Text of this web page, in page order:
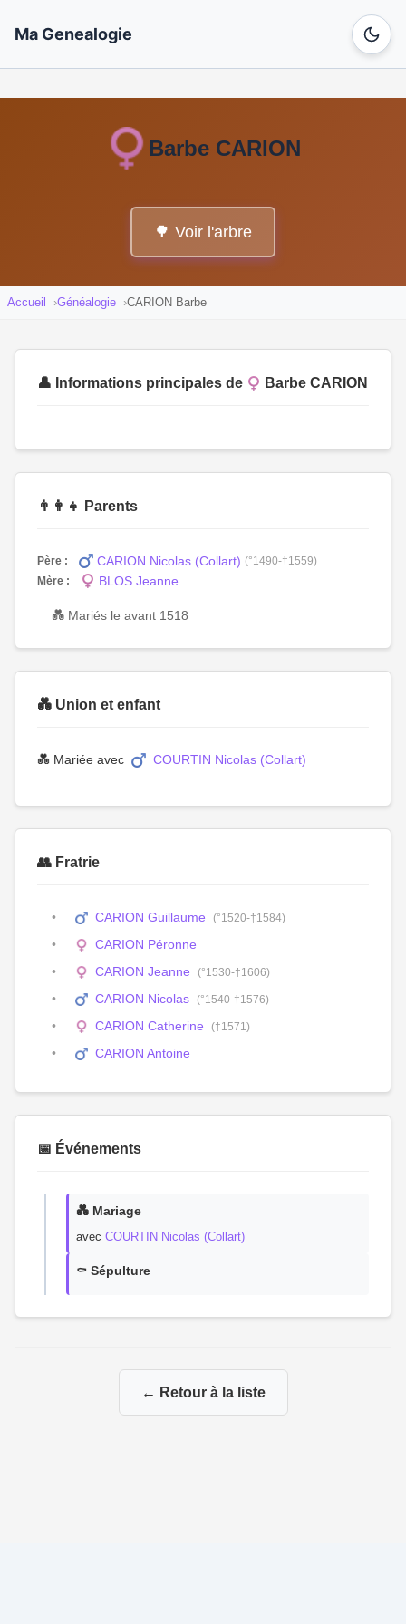
Ma Genealogie
Barbe CARION
🌳 Voir l'arbre
Accueil Généalogie CARION Barbe
👤 Informations principales de Barbe CARION
👨‍👩‍👧 Parents
Père : CARION Nicolas (Collart) (°1490-†1559)
Mère :
BLOS Jeanne
💑 Mariés le avant 1518
💑 Union et enfant
💑 Mariée avec COURTIN Nicolas (Collart)
👥 Fratrie
CARION Guillaume (°1520-†1584)
CARION Péronne
CARION Jeanne
(°1530-†1606)
CARION Nicolas (°1540-†1576)
CARION Catherine (†1571)
CARION Antoine
📅 Événements
💑 Mariage
avec COURTIN Nicolas (Collart)
⚰️ Sépulture
← Retour à la liste